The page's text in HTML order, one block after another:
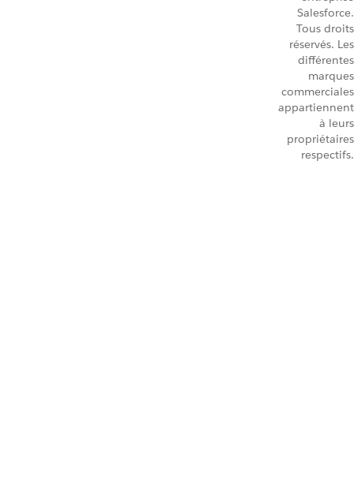
Salesforce.
Tous droits
réservés. Les
différentes
marques
commerciales
appartiennent
à leurs
propriétaires
respectifs.